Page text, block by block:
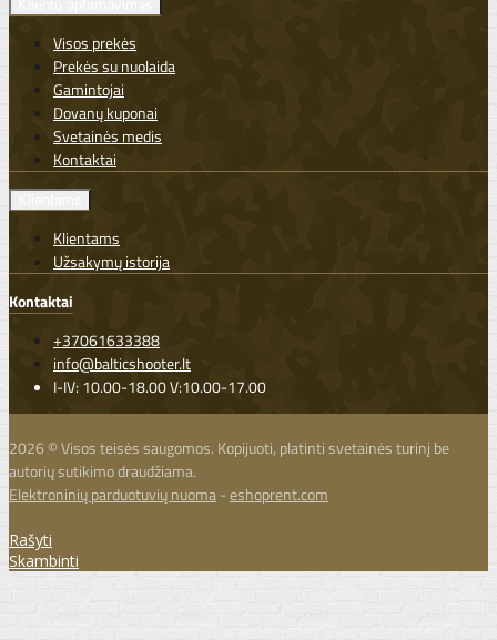
Visos prekės
Prekės su nuolaida
Gamintojai
Dovanų kuponai
Svetainės medis
Kontaktai
Klientams
Užsakymų istorija
Kontaktai
+37061633388
info@balticshooter.lt
I-IV: 10.00-18.00 V:10.00-17.00
2026 © Visos teisės saugomos. Kopijuoti, platinti svetainės turinį be
autorių sutikimo draudžiama.
Elektroninių parduotuvių nuoma-eshoprent.com
Rašyti
Skambinti